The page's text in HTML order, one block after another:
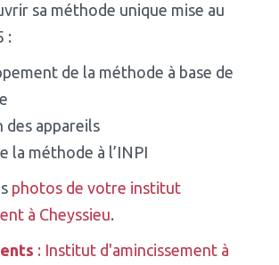
sa méthode unique mise au
:
de la méthode à base de
des appareils
la méthode à l’INPI
photos de votre institut
à Cheyssieu.
: Institut d'amincissement à